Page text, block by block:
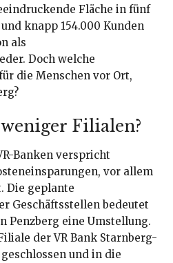
Fläche in fünf
knapp 154.000 Kunden
als
Doch welche
die Menschen vor Ort,
Filialen?
Banken verspricht
vor allem
Die geplante
Geschäftsstellen bedeutet
Penzberg eine Umstellung.
der VR Bank Starnberg-
und in die